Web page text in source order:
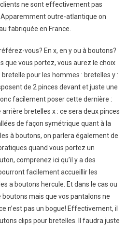
ne sont effectivement pas
outre-atlantique on
fabriquée en France.
vous? En x, en y ou à boutons?
que vous portez, vous aurez le choix
pour les hommes : bretelles y :
de 2 pinces devant et juste une
facilement poser cette dernière :
bretelles x : ce sera deux pinces
de façon symétrique quant à la
à boutons, on parlera également de
quand vous portez un
comprenez ici qu’il y a des
facilement accueillir les
a boutons hercule. Et dans le cas ou
mais que vos pantalons ne
n’est pas un bogue! Effectivement, il
clips pour bretelles. Il faudra juste